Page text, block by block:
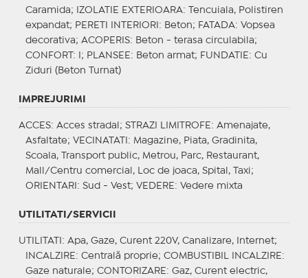
Caramida;
IZOLATIE EXTERIOARA: Tencuiala, Polistiren
expandat; PERETI INTERIORI : Beton; FATADA: Vopsea
decorativa; ACOPERIS: Beton - terasa circulabila;
CONFORT : I; PLANSEE : Beton armat; FUNDATIE : Cu
Ziduri (Beton Turnat)
IMPREJURIMI
ACCES: Acces stradal; STRAZI LIMITROFE : Amenajate,
Asfaltate; VECINATATI : Magazine, Piata, Gradinita,
Scoala, Transport public, Metrou, Parc, Restaurant,
Mall/Centru comercial, Loc de joaca, Spital, Taxi;
ORIENTARI : Sud - Vest; VEDERE : Vedere mixta
UTILITATI/SERVICII
UTILITATI : Apa, Gaze, Curent 220V, Canalizare, Internet;
INCALZIRE : Centrală proprie; COMBUSTIBIL INCALZIRE :
Gaze naturale; CONTORIZARE : Gaz, Curent electric,